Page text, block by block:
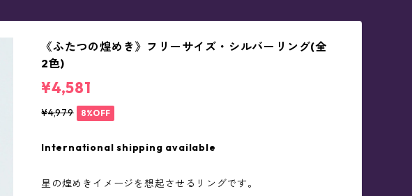
《ふたつの煌めき》フリーサイズ・シルバーリング(全
2色)
¥4,581
¥4,979 8%OFF
International shipping available
星の煌めきイメージを想起させるリングです。